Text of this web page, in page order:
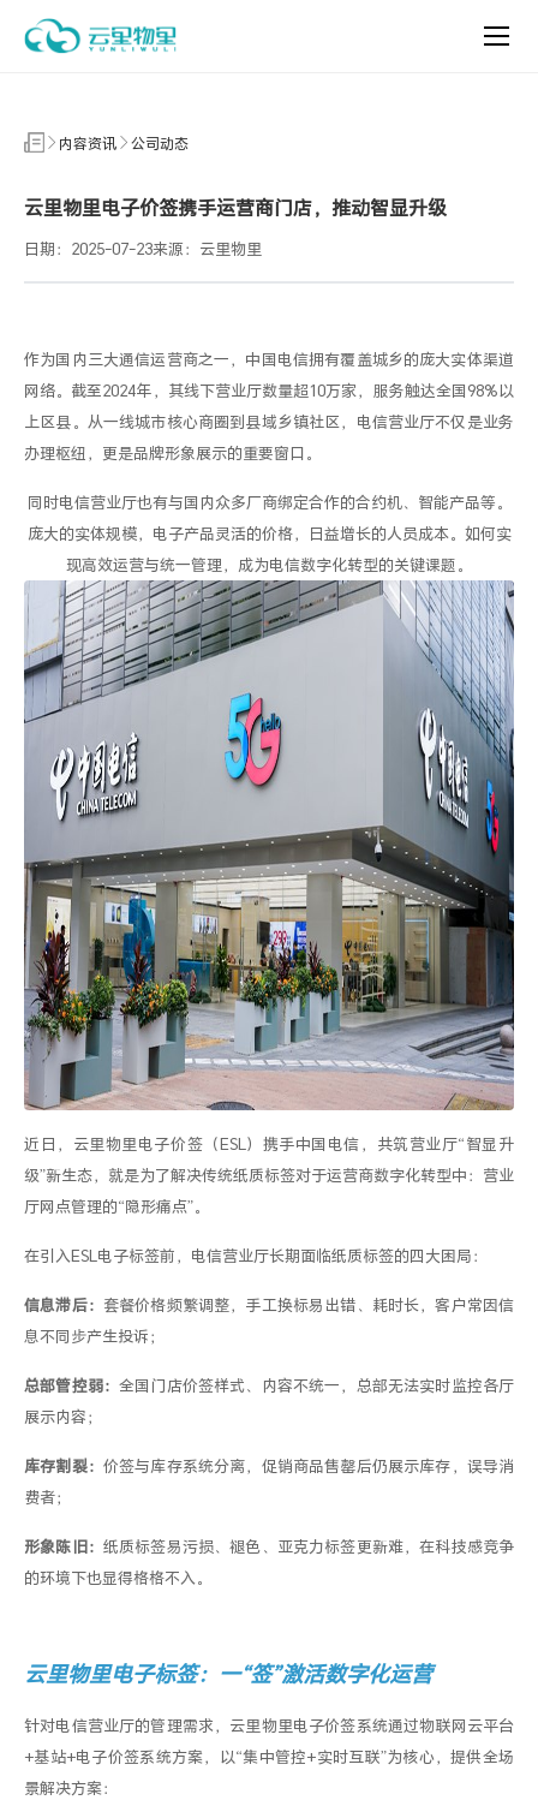
内容资讯 公司动态
云里物里电子价签携手运营商门店，推动智显升级
日期：2025-07-23来源：云里物里
作为国内三大通信运营商之一，中国电信拥有覆盖城乡的庞大实体渠道
网络。截至2024年，其线下营业厅数量超10万家，服务触达全国98%以
上区县。从一线城市核心商圈到县域乡镇社区，电信营业厅不仅是业务
办理枢纽，更是品牌形象展示的重要窗口。
同时电信营业厅也有与国内众多厂商绑定合作的合约机、智能产品等。
庞大的实体规模， 电子产品灵活的价格，日益增长的人员成本。 如何实
现高效运营与统一管理，成为电信数字化转型的关键课题。
近日， 云里物里电子价签（ESL） 携手中国电信，共筑营业厅“智显升
级”新生态，就是为了解决传统纸质标签对于运营商数字化转型中：营业
厅网点管理的“隐形痛点”。
在引入ESL电子标签前，电信营业厅长期面临纸质标签的四大困局：
信息滞后： 套餐价格频繁调整，手工换标易出错、耗时长，客户常因信
息不同步产生投诉；
总部管控弱： 全国门店价签样式、内容不统一，总部无法实时监控各厅
展示内容；
库存割裂： 价签与库存系统分离，促销商品售罄后仍展示库存，误导消
费者；
形象陈旧： 纸质标签易污损、褪色、亚克力标签更新难，在科技感竞争
的环境下也显得格格不入。
云里物里电子标签：一“签”激活数字化运营
针对电信营业厅的管理需求，云里物里电子价签系统通过物联网云平台
+基站+电子价签系统方案， 以“集中管控+实时互联”为核心，提供全场
景解决方案：